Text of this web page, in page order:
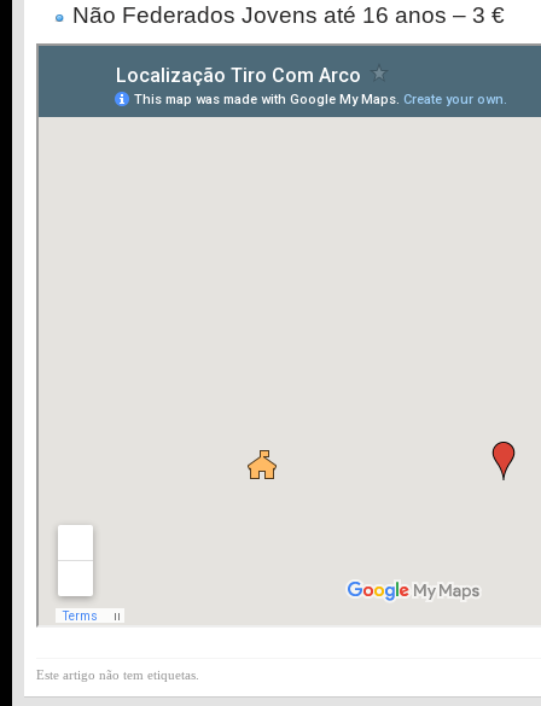
Não Federados Jovens até 16 anos – 3 €
Este artigo não tem etiquetas.